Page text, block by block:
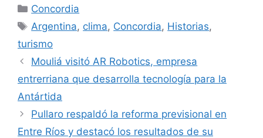
Categorías
Concordia
Etiquetas
Argentina, clima, Concordia, Historias,
turismo
Mouliá visitó AR Robotics, empresa
entrerriana que desarrolla tecnología para la
Antártida
Pullaro respaldó la reforma previsional en
Entre Ríos y destacó los resultados de su